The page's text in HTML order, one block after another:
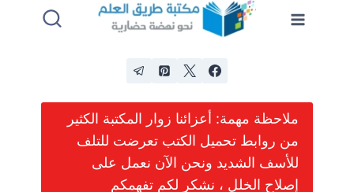
ملاحظة مهمة: أعزائنا زوار المكتبة الكثير
من روابط تحميل الكتب تعرضت للتلف
للأسف الشديد ونحن الآن نعمل على
إصلاح الخلل ، نشكر لكم تفهمكم